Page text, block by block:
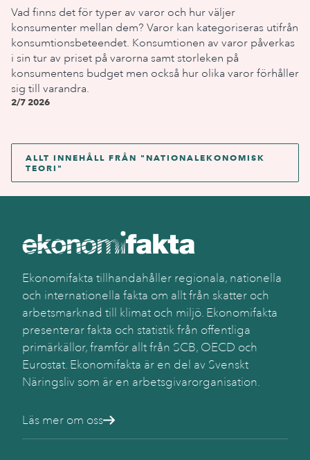
Vad finns det för typer av varor och hur väljer
konsumenter mellan dem? Varor kan kategoriseras utifrån
konsumtionsbeteendet. Konsumtionen av varor påverkas
i sin tur av priset på varorna samt storleken på
konsumentens budget men också hur olika varor förhåller
sig till varandra.
2/7 2026
ALLT INNEHÅLL FRÅN " NATIONALEKONOMISK
TEORI "
Ekonomifakta tillhandahåller regionala, nationella
och internationella fakta om allt från skatter och
arbetsmarknad till klimat och miljö. Ekonomifakta
presenterar fakta och statistik från offentliga
primärkällor, framför allt från SCB, OECD och
Eurostat. Ekonomifakta är en del av Svenskt
Näringsliv som är en arbetsgivarorganisation.
Läs mer om oss